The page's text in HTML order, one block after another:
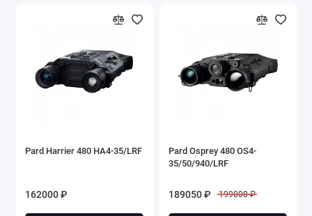
Pard Harrier 480 HA4-35/LRF
162000 ₽
Pard Osprey 480 OS4-
35/50/940/LRF
189050 ₽ 199000 ₽